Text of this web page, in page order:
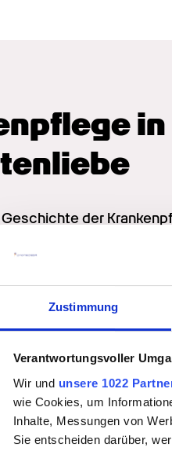
Zustimmung
Verantwortungsvoller
Wir und unsere 1022
wie Cookies, um
Inhalte, Messungen von
Sie entscheiden darüber,
der
sich
oder krank wurde, sich
sich die Möglichkeiten
Aufgaben in der
Jeder Patient
Krankenpflege
Aufgaben in der Pflege